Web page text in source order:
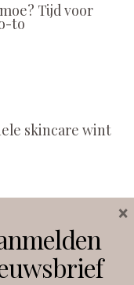
Tijd voor
to
skincare wint
×